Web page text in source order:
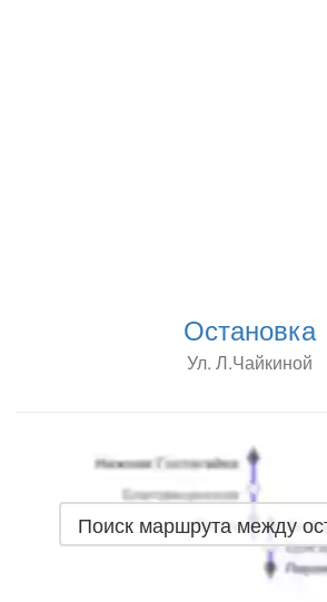
Остановка
Ул. Л.Чайкиной
Поиск маршрута между